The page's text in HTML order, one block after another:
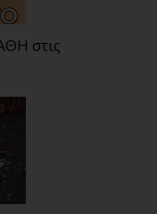
στις